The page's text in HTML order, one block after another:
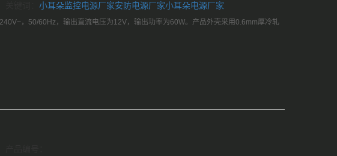
小耳朵监控电源厂家安防电源厂家小耳朵电源厂家
，50/60Hz，输出直流电压为12V，输出功率为60W。产品外壳采用0.6mm厚冷轧